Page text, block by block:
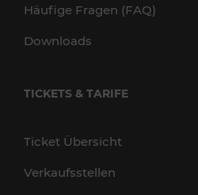
Häufige Fragen (FAQ)
Downloads
TICKETS & TARIFE
Ticket Übersicht
Verkaufsstellen